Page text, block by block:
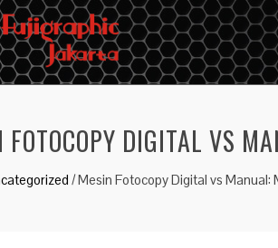
FOTOCOPY DIGITAL VS
/Mesin Fotocopy Digital vs Manual: